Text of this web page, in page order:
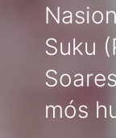
Suku
mós